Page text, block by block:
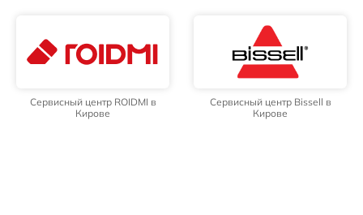
Сервисный центр ROIDMI в
Кирове
Сервисный центр Bissell в
Кирове